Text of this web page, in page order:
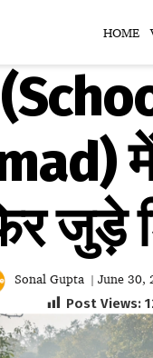
HOME
में
जुड़े
Sonal Gupta | June 30,
Post Views: